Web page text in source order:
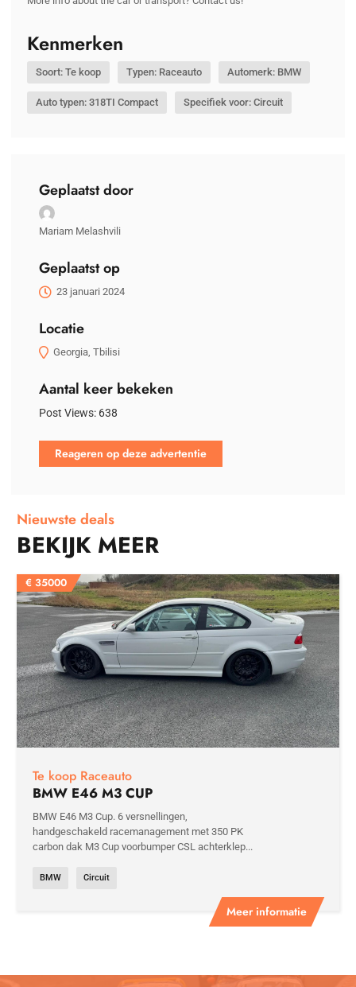
Kenmerken
Soort: Te koop Typen: Raceauto Automerk: BMW
Auto typen: 318TI Compact Specifiek voor: Circuit
Geplaatst door
Mariam Melashvili
Geplaatst op
23 januari 2024
Locatie
Georgia, Tbilisi
Aantal keer bekeken
Post Views: 638
Reageren op deze advertentie
Nieuwste deals
BEKIJK MEER
€ 35000
Meer informatie
Te koop Raceauto
BMW E46 M3 CUP
BMW E46 M3 Cup. 6 versnellingen,
handgeschakeld racemanagement met 350 PK
carbon dak M3 Cup voorbumper CSL achterklep...
BMW Circuit